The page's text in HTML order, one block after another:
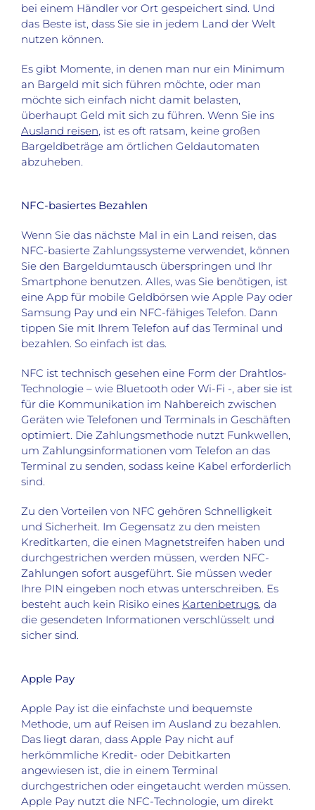
bei einem Händler vor Ort gespeichert sind. Und
das Beste ist, dass Sie sie in jedem Land der Welt
nutzen können.
Es gibt Momente, in denen man nur ein Minimum
an Bargeld mit sich führen möchte, oder man
möchte sich einfach nicht damit belasten,
überhaupt Geld mit sich zu führen. Wenn Sie ins
Ausland reisen, ist es oft ratsam, keine großen
Bargeldbeträge am örtlichen Geldautomaten
abzuheben.
NFC-basiertes Bezahlen
Wenn Sie das nächste Mal in ein Land reisen, das
NFC-basierte Zahlungssysteme verwendet, können
Sie den Bargeldumtausch überspringen und Ihr
Smartphone benutzen. Alles, was Sie benötigen, ist
eine App für mobile Geldbörsen wie Apple Pay oder
Samsung Pay und ein NFC-fähiges Telefon. Dann
tippen Sie mit Ihrem Telefon auf das Terminal und
bezahlen. So einfach ist das.
NFC ist technisch gesehen eine Form der Drahtlos-
Technologie – wie Bluetooth oder Wi-Fi -, aber sie ist
für die Kommunikation im Nahbereich zwischen
Geräten wie Telefonen und Terminals in Geschäften
optimiert. Die Zahlungsmethode nutzt Funkwellen,
um Zahlungsinformationen vom Telefon an das
Terminal zu senden, sodass keine Kabel erforderlich
sind.
Zu den Vorteilen von NFC gehören Schnelligkeit
und Sicherheit. Im Gegensatz zu den meisten
Kreditkarten, die einen Magnetstreifen haben und
durchgestrichen werden müssen, werden NFC-
Zahlungen sofort ausgeführt. Sie müssen weder
Ihre PIN eingeben noch etwas unterschreiben. Es
besteht auch kein Risiko eines Kartenbetrugs, da
die gesendeten Informationen verschlüsselt und
sicher sind.
Apple Pay
Apple Pay ist die einfachste und bequemste
Methode, um auf Reisen im Ausland zu bezahlen.
Das liegt daran, dass Apple Pay nicht auf
herkömmliche Kredit- oder Debitkarten
angewiesen ist, die in einem Terminal
durchgestrichen oder eingetaucht werden müssen.
Apple Pay nutzt die NFC-Technologie, um direkt